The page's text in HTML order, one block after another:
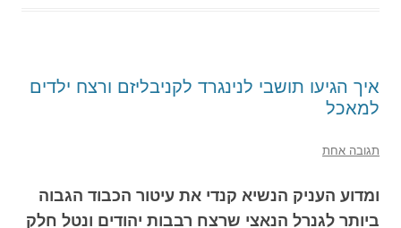
איך הגיעו תושבי לנינגרד לקניבליזם ורצח ילדים
למאכל
תגובה אחת
ומדוע העניק הנשיא קנדי את עיטור הכבוד הגבוה
ביותר לגנרל הנאצי שרצח רבבות יהודים ונטל חלק